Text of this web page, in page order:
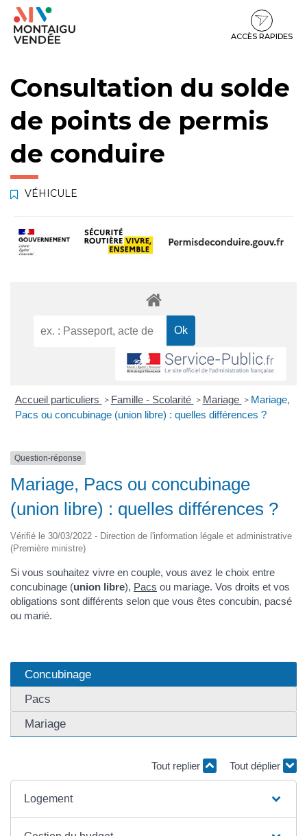
Gestion des traceurs
Aller
Aller
contenu
Aller
pied
ACCÈS RAPIDES
Consultation du solde
de points de permis
de conduire
VÉHICULE
Accueil particuliers > Famille - Scolarité > Mariage > Mariage,
Pacs ou concubinage (union libre) : quelles différences ?
Question-réponse
Mariage, Pacs ou concubinage
(union libre) : quelles différences ?
Vérifié le 30/03/2022 - Direction de l'information légale et administrative
(Première ministre)
Si vous souhaitez vivre en couple, vous avez le choix entre
concubinage (union libre), Pacs ou mariage. Vos droits et vos
obligations sont différents selon que vous êtes concubin, pacsé
ou marié.
Concubinage
Pacs
Mariage
Tout replier Tout déplier
Logement